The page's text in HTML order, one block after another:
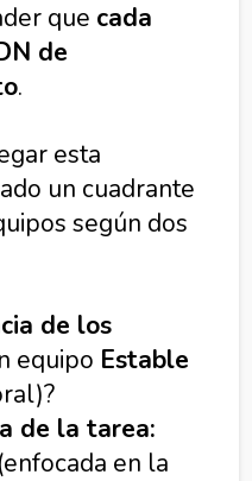
que cada
de
.
esta
un cuadrante
según dos
de los
equipo Estable
de la tarea:
(enfocada en la